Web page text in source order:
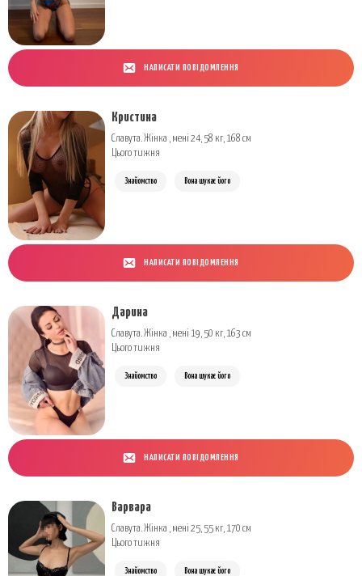
НАПИСАТИ ПОВІДОМЛЕННЯ
Кристина
Славута. Жінка , мені 24, 58 кг, 168 см
Цього тижня
Знайомство Вона шукає його
НАПИСАТИ ПОВІДОМЛЕННЯ
Дарина
Славута. Жінка , мені 19, 50 кг, 163 см
Цього тижня
Знайомство Вона шукає його
НАПИСАТИ ПОВІДОМЛЕННЯ
Варвара
Славута. Жінка , мені 25, 55 кг, 170 см
Цього тижня
Знайомство Вона шукає його